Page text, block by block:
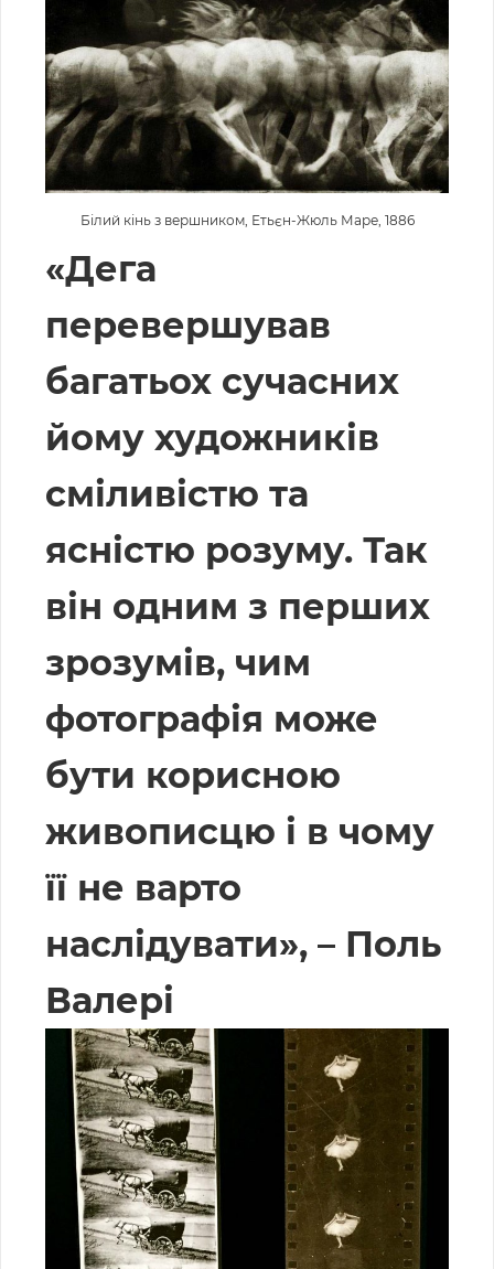
Білий кінь з вершником, Етьєн-Жюль Маре, 1886
«Дега
перевершував
багатьох сучасних
йому художників
сміливістю та
ясністю розуму. Так
він одним з перших
зрозумів, чим
фотографія може
бути корисною
живописцю і в чому
її не варто
наслідувати», – Поль
Валері